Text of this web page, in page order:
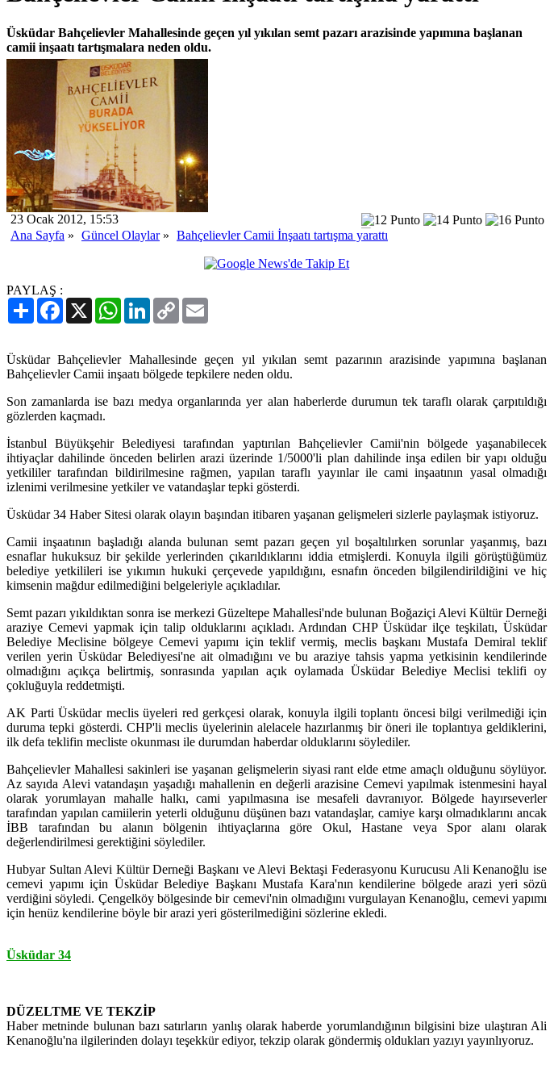
Üsküdar Bahçelievler Mahallesinde geçen yıl yıkılan semt pazarı arazisinde yapımına başlanan
camii inşaatı tartışmalara neden oldu.
23 Ocak 2012, 15:53
Ana Sayfa » Güncel Olaylar» Bahçelievler Camii İnşaatı tartışma yarattı
PAYLAŞ :
PaylaşFacebook
X WhatsAppLinkedIn
Copy
Link
Üsküdar Bahçelievler Mahallesinde geçen yıl yıkılan semt pazarının arazisinde yapımına başlanan
Bahçelievler Camii inşaatı bölgede tepkilere neden oldu.
Son zamanlarda ise bazı medya organlarında yer alan haberlerde durumun tek taraflı olarak çarpıtıldığı
gözlerden kaçmadı.
İstanbul Büyükşehir Belediyesi tarafından yaptırılan Bahçelievler Camii'nin bölgede yaşanabilecek
ihtiyaçlar dahilinde önceden belirlen arazi üzerinde 1/5000'li plan dahilinde inşa edilen bir yapı olduğu
yetkililer tarafından bildirilmesine rağmen, yapılan taraflı yayınlar ile cami inşaatının yasal olmadığı
izlenimi verilmesine yetkiler ve vatandaşlar tepki gösterdi.
Üsküdar 34 Haber Sitesi olarak olayın başından itibaren yaşanan gelişmeleri sizlerle paylaşmak istiyoruz.
Camii inşaatının başladığı alanda bulunan semt pazarı geçen yıl boşaltılırken sorunlar yaşanmış, bazı
esnaflar hukuksuz bir şekilde yerlerinden çıkarıldıklarını iddia etmişlerdi. Konuyla ilgili görüştüğümüz
belediye yetkilileri ise yıkımın hukuki çerçevede yapıldığını, esnafın önceden bilgilendirildiğini ve hiç
kimsenin mağdur edilmediğini belgeleriyle açıkladılar.
Semt pazarı yıkıldıktan sonra ise merkezi Güzeltepe Mahallesi'nde bulunan Boğaziçi Alevi Kültür Derneği
araziye Cemevi yapmak için talip olduklarını açıkladı. Ardından CHP Üsküdar ilçe teşkilatı, Üsküdar
Belediye Meclisine bölgeye Cemevi yapımı için teklif vermiş, meclis başkanı Mustafa Demiral teklif
verilen yerin Üsküdar Belediyesi'ne ait olmadığını ve bu araziye tahsis yapma yetkisinin kendilerinde
olmadığını açıkça belirtmiş, sonrasında yapılan açık oylamada Üsküdar Belediye Meclisi teklifi oy
çokluğuyla reddetmişti.
AK Parti Üsküdar meclis üyeleri red gerkçesi olarak, konuyla ilgili toplantı öncesi bilgi verilmediği için
duruma tepki gösterdi. CHP'li meclis üyelerinin alelacele hazırlanmış bir öneri ile toplantıya geldiklerini,
ilk defa teklifin mecliste okunması ile durumdan haberdar olduklarını söylediler.
Bahçelievler Mahallesi sakinleri ise yaşanan gelişmelerin siyasi rant elde etme amaçlı olduğunu söylüyor.
Az sayıda Alevi vatandaşın yaşadığı mahallenin en değerli arazisine Cemevi yapılmak istenmesini hayal
olarak yorumlayan mahalle halkı, cami yapılmasına ise mesafeli davranıyor. Bölgede hayırseverler
tarafından yapılan camiilerin yeterli olduğunu düşünen bazı vatandaşlar, camiye karşı olmadıklarını ancak
İBB tarafından bu alanın bölgenin ihtiyaçlarına göre Okul, Hastane veya Spor alanı olarak
değerlendirilmesi gerektiğini söylediler.
Hubyar Sultan Alevi Kültür Derneği Başkanı ve Alevi Bektaşi Federasyonu Kurucusu Ali Kenanoğlu ise
cemevi yapımı için Üsküdar Belediye Başkanı Mustafa Kara'nın kendilerine bölgede arazi yeri sözü
verdiğini söyledi. Çengelköy bölgesinde bir cemevi'nin olmadığını vurgulayan Kenanoğlu, cemevi yapımı
için henüz kendilerine böyle bir arazi yeri gösterilmediğini sözlerine ekledi.
Üsküdar 34
DÜZELTME VE TEKZİP
Haber metninde bulunan bazı satırların yanlış olarak haberde yorumlandığının bilgisini bize ulaştıran Ali
Kenanoğlu'na ilgilerinden dolayı teşekkür ediyor, tekzip olarak göndermiş oldukları yazıyı yayınlıyoruz.